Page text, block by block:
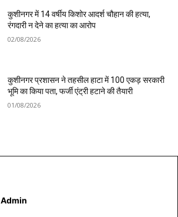
कुशीनगर में 14 वर्षीय किशोर आदर्श चौहान की हत्या,
रंगदारी न देने का हत्या का आरोप
02/08/2026
कुशीनगर प्रशासन ने तहसील हाटा में 100 एकड़ सरकारी
भूमि का किया पता, फर्जी एंट्री हटाने की तैयारी
01/08/2026
Admin